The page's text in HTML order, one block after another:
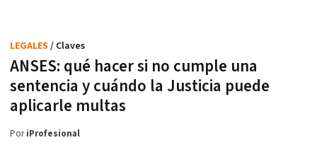
ANSES: qué hacer si no cumple una
sentencia y cuándo la Justicia puede
aplicarle multas
LEGALES / Claves
PoriProfesional